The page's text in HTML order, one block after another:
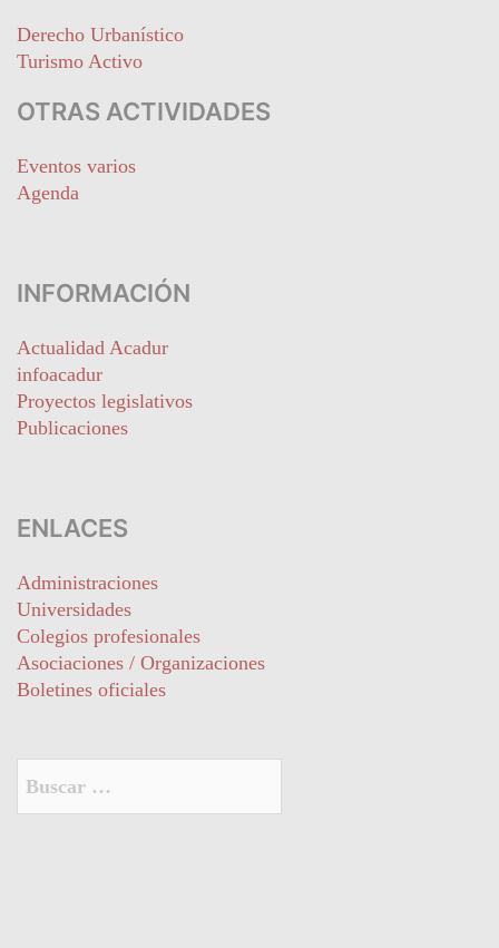
Derecho Urbanístico
Turismo Activo
OTRAS ACTIVIDADES
Eventos varios
Agenda
INFORMACIÓN
Actualidad Acadur
infoacadur
Proyectos legislativos
Publicaciones
ENLACES
Administraciones
Universidades
Colegios profesionales
Asociaciones / Organizaciones
Boletines oficiales